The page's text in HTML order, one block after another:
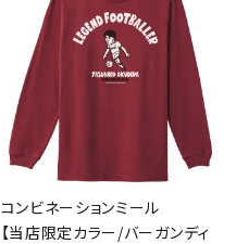
コンビネーションミール
【当店限定カラー/バーガンディ